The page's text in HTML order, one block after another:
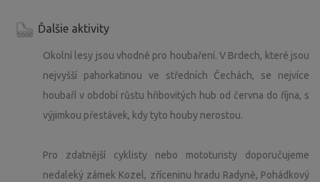
Ďalšie aktivity
Okolní lesy jsou vhodné pro houbaření. V Brdech, které jsou
nejvyšší pahorkatinou ve středních Čechách, se nejvíce
houbaří v období růstu hřibovitých hub od června do října, s
výjimkou přestávek, kdy tyto houby nerostou.
Pro zdatnější cyklisty nebo mototuristy doporučujeme
nedaleký zámek Kozel, zříceninu hradu Radyně, Pohádkový